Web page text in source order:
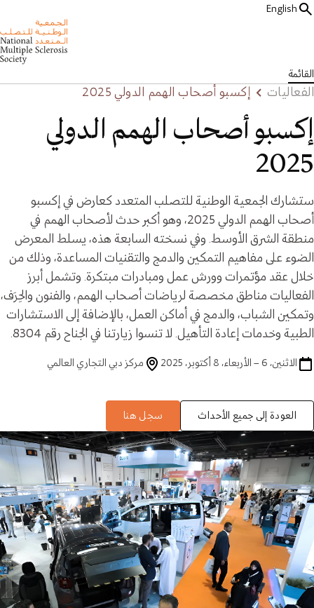
English
القائمة
الفعاليات إكسبو أصحاب الهمم الدولي 2025
إكسبو أصحاب الهمم الدولي
2025
ستشارك الجمعية الوطنية للتصلب المتعدد كعارض في إكسبو
أصحاب الهمم الدولي 2025‏، وهو أكبر حدث لأصحاب الهمم في
منطقة الشرق الأوسط. وفي نسخته السابعة هذه، يسلط المعرض
الضوء على مفاهيم التمكين والدمج والتقنيات المساعدة، وذلك من
خلال عقد مؤتمرات وورش عمل ومبادرات مبتكرة. وتشمل أبرز
الفعاليات مناطق مخصصة لرياضات أصحاب الهمم، والفنون والحِرَف،
وتمكين الشباب، والدمج في أماكن العمل، بالإضافة إلى الاستشارات
الطبية وخدمات إعادة التأهيل. لا تنسوا زيارتنا في الجناح رقم 8304.
الاثنين، 6 – الأربعاء، 8 أكتوبر، 2025 مركز دبي التجاري العالمي
العودة إلى جميع الأحداث سجل هنا